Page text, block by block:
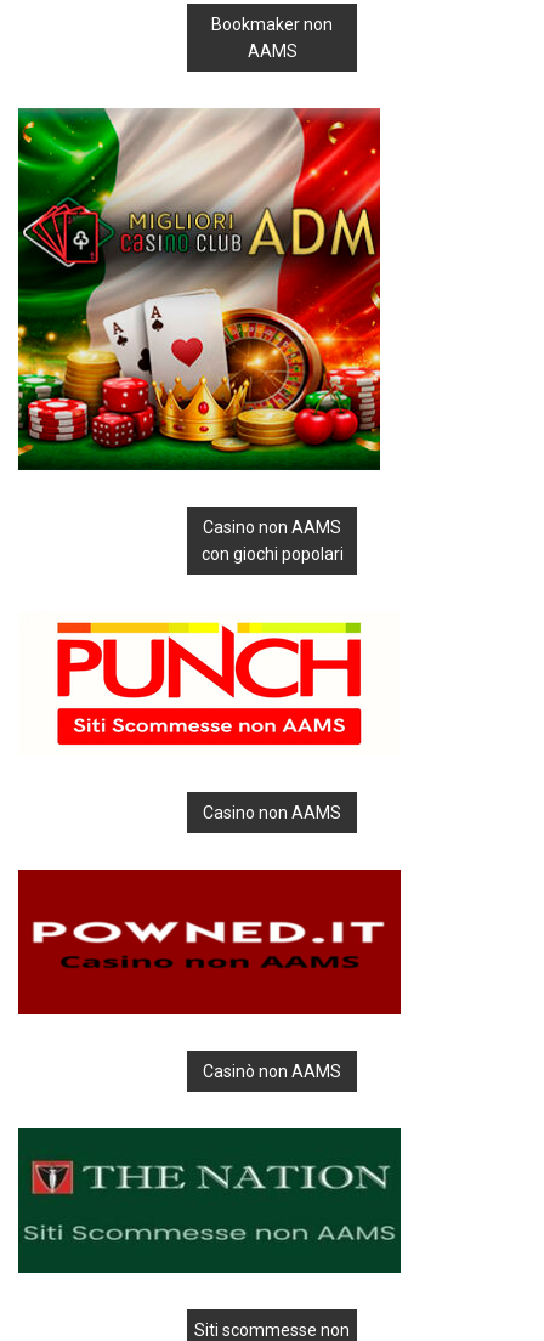
Bookmaker non
AAMS
Casino non AAMS
con giochi popolari
Casino non AAMS
Casinò non AAMS
Siti scommesse non